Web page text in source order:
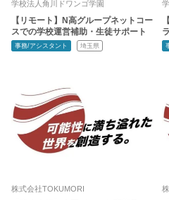
学校法人角川ドワンゴ学園
【リモート】N高グループネットコー
スでの学校運営補助・生徒サポート
事務/アシスタント 埼玉県
株式会社TOKUMORI